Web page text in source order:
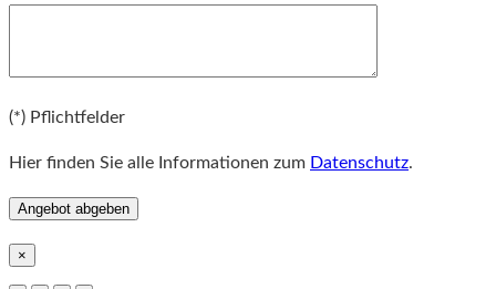
(*) Pflichtfelder
Hier finden Sie alle Informationen zum Datenschutz.
×